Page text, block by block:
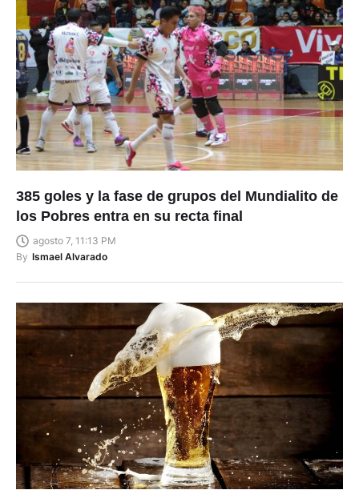
385 goles y la fase de grupos del Mundialito de
los Pobres entra en su recta final
agosto 7, 11:13 PM
By Ismael Alvarado